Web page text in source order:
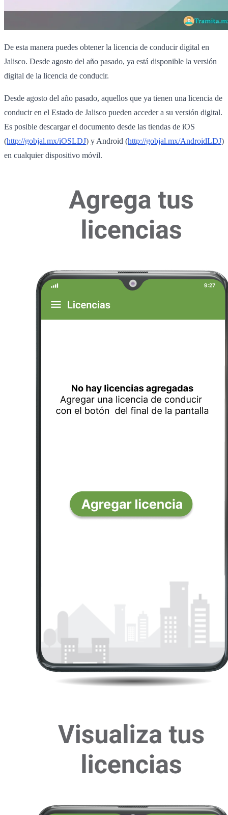
De esta manera puedes obtener la licencia de conducir digital en
Jalisco. Desde agosto del año pasado, ya está disponible la versión
digital de la licencia de conducir.
Desde agosto del año pasado, aquellos que ya tienen una licencia de
conducir en el Estado de Jalisco pueden acceder a su versión digital.
Es posible descargar el documento desde las tiendas de iOS
(http://gobjal.mx/iOSLDJ) y Android (http://gobjal.mx/AndroidLDJ)
en cualquier dispositivo móvil.